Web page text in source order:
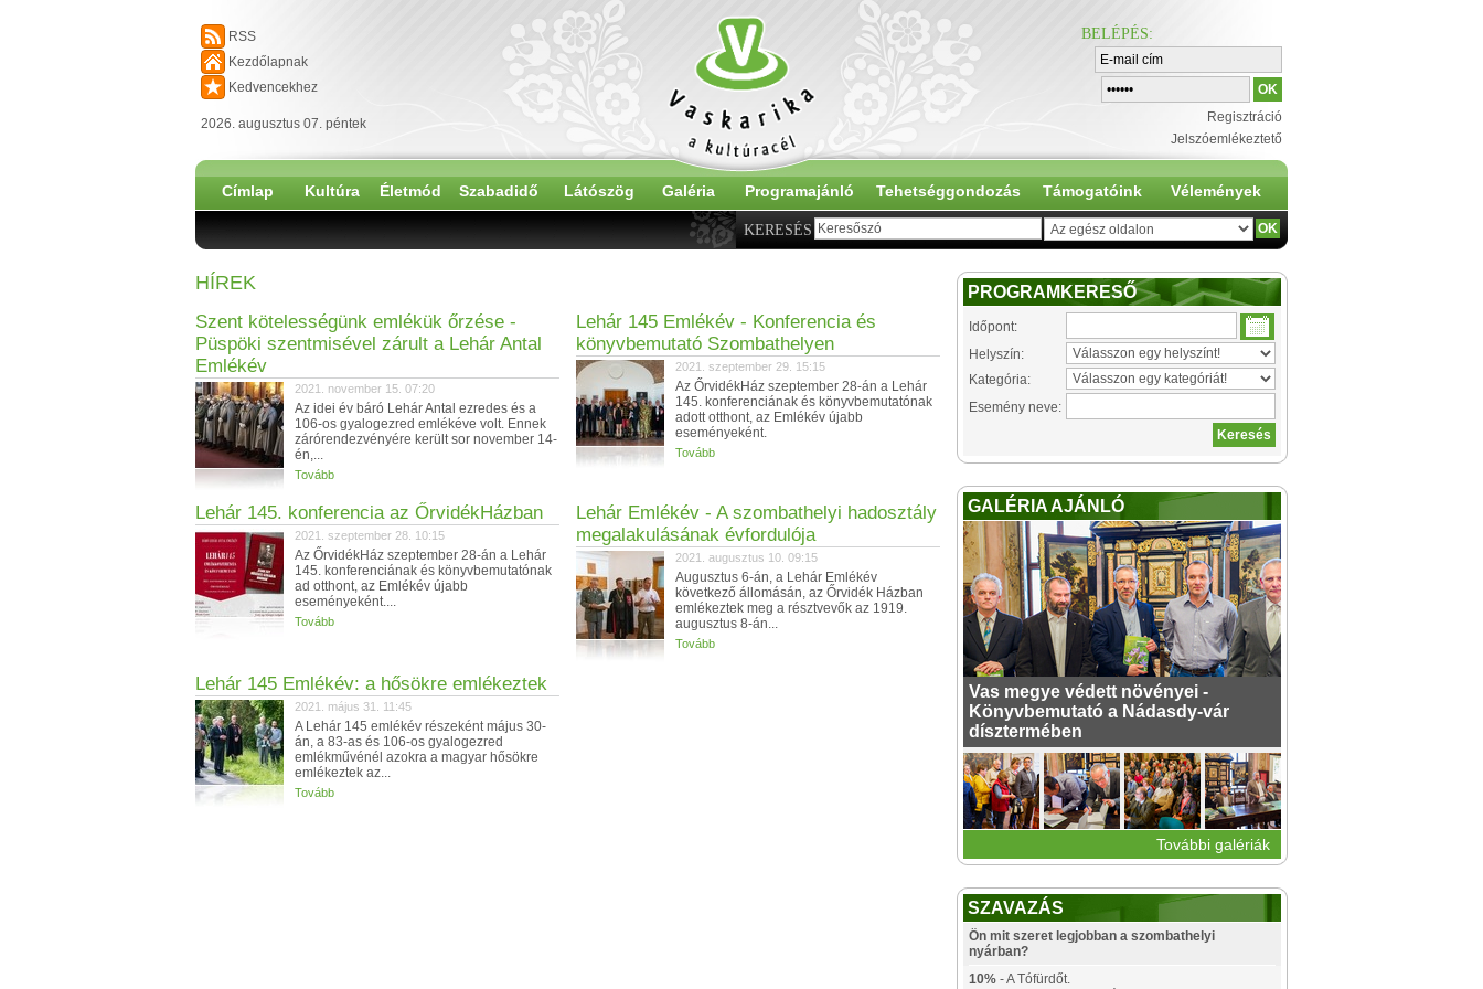
RSS
Kezdőlapnak
Kedvencekhez
2026. augusztus 07. péntek
BELÉPÉS:
Regisztráció
Jelszóemlékeztető
Címlap Kultúra Életmód Szabadidő Látószög Galéria Programajánló Tehetséggondozás Támogatóink Vélemények
KERESÉS
HÍREK
Szent kötelességünk emlékük őrzése -
Püspöki szentmisével zárult a Lehár Antal
Emlékév
2021. november 15. 07:20
Az idei év báró Lehár Antal ezredes és a
106-os gyalogezred emlékéve volt. Ennek
zárórendezvényére került sor november 14-
én,...
Tovább
Lehár 145 Emlékév - Konferencia és
könyvbemutató Szombathelyen
2021. szeptember 29. 15:15
Az ŐrvidékHáz szeptember 28-án a Lehár
145. konferenciának és könyvbemutatónak
adott otthont, az Emlékév újabb
eseményeként.
Tovább
Lehár 145. konferencia az ŐrvidékHázban
2021. szeptember 28. 10:15
Az ŐrvidékHáz szeptember 28-án a Lehár
145. konferenciának és könyvbemutatónak
ad otthont, az Emlékév újabb
eseményeként....
Tovább
Lehár Emlékév - A szombathelyi hadosztály
megalakulásának évfordulója
2021. augusztus 10. 09:15
Augusztus 6-án, a Lehár Emlékév
következő állomásán, az Őrvidék Házban
emlékeztek meg a résztvevők az 1919.
augusztus 8-án...
Tovább
Lehár 145 Emlékév: a hősökre emlékeztek
2021. május 31. 11:45
A Lehár 145 emlékév részeként május 30-
án, a 83-as és 106-os gyalogezred
emlékművénél azokra a magyar hősökre
emlékeztek az...
Tovább
PROGRAMKERESŐ
Időpont:
Helyszín:
Kategória:
Esemény neve:
GALÉRIA AJÁNLÓ
Vas megye védett növényei -
Könyvbemutató a Nádasdy-vár
dísztermében
További galériák
SZAVAZÁS
Ön mit szeret legjobban a szombathelyi
nyárban?
10% - A Tófürdőt.